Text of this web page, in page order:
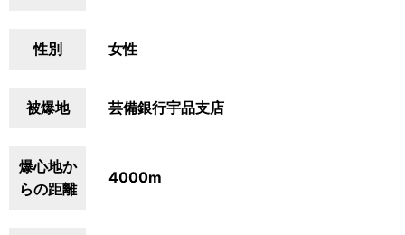
性別 女性
被爆地 芸備銀行宇品支店
爆心地か
らの距離
4000m